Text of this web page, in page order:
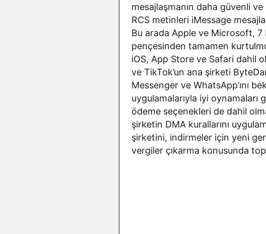
mesajlaşmanın daha güvenli
RCS metinleri iMessage
Bu arada Apple ve Microsoft, 7
pençesinden tamamen
iOS, App Store ve Safari dahil
ve TikTok’un ana şirketi
Messenger ve WhatsApp’ını
uygulamalarıyla iyi oynamaları
ödeme seçenekleri de dahil
şirketin DMA kurallarını
şirketini, indirmeler için yeni
vergiler çıkarma konusunda